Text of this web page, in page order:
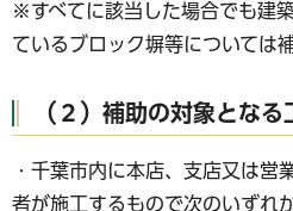
※すべてに該当した場合でも建
ているブロック塀等については
（２）補助の対象となる
・千葉市内に本店、支店又は営
者が施工するもので次のいずれ